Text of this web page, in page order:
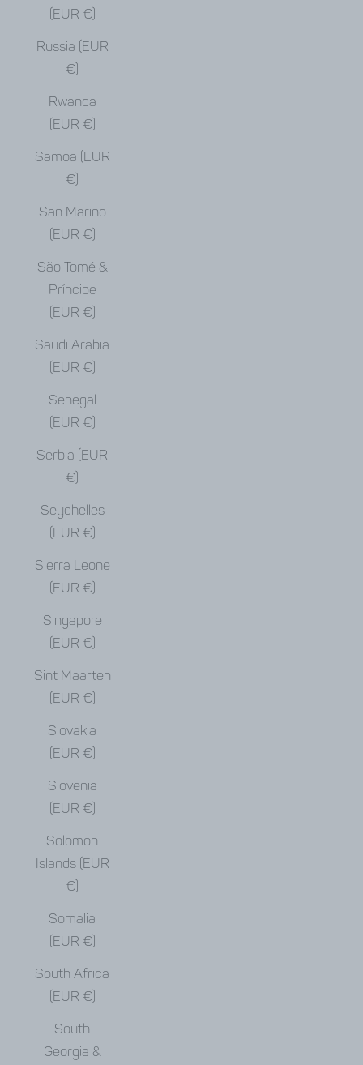
(EUR €)
Russia (EUR
€)
Rwanda
(EUR €)
Samoa (EUR
€)
San Marino
(EUR €)
São Tomé &
Príncipe
(EUR €)
Saudi Arabia
(EUR €)
Senegal
(EUR €)
Serbia (EUR
€)
Seychelles
(EUR €)
Sierra Leone
(EUR €)
Singapore
(EUR €)
Sint Maarten
(EUR €)
Slovakia
(EUR €)
Slovenia
(EUR €)
Solomon
Islands (EUR
€)
Somalia
(EUR €)
South Africa
(EUR €)
South
Georgia &